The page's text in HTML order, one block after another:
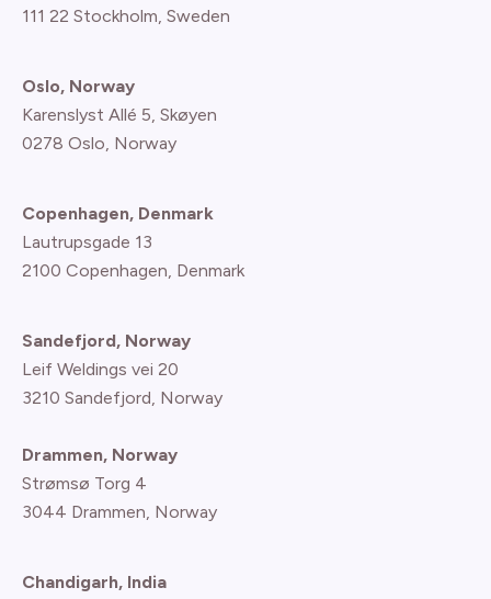
111 22 Stockholm, Sweden
Oslo, Norway
Karenslyst Allé 5, Skøyen
0278 Oslo, Norway
Copenhagen, Denmark
Lautrupsgade 13
2100 Copenhagen, Denmark
Sandefjord, Norway
Leif Weldings vei 20
3210 Sandefjord, Norway
Drammen, Norway
Strømsø Torg 4
3044 Drammen, Norway
Chandigarh, India